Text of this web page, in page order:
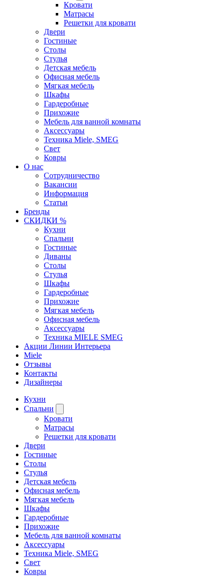
Кровати
Матрасы
Решетки для кровати
Двери
Гостиные
Столы
Стулья
Детская мебель
Офисная мебель
Мягкая мебель
Шкафы
Гардеробные
Прихожие
Мебель для ванной комнаты
Аксессуары
Техника Miele, SMEG
Свет
Ковры
О нас
Сотрудничество
Вакансии
Информация
Статьи
Бренды
СКИДКИ %
Кухни
Спальни
Гостиные
Диваны
Столы
Стулья
Шкафы
Гардеробные
Прихожие
Мягкая мебель
Офисная мебель
Аксессуары
Техника MIELE SMEG
Акции Линии Интерьера
Miele
Отзывы
Контакты
Дизайнеры
Кухни
Спальни
Кровати
Матрасы
Решетки для кровати
Двери
Гостиные
Столы
Стулья
Детская мебель
Офисная мебель
Мягкая мебель
Шкафы
Гардеробные
Прихожие
Мебель для ванной комнаты
Аксессуары
Техника Miele, SMEG
Свет
Ковры